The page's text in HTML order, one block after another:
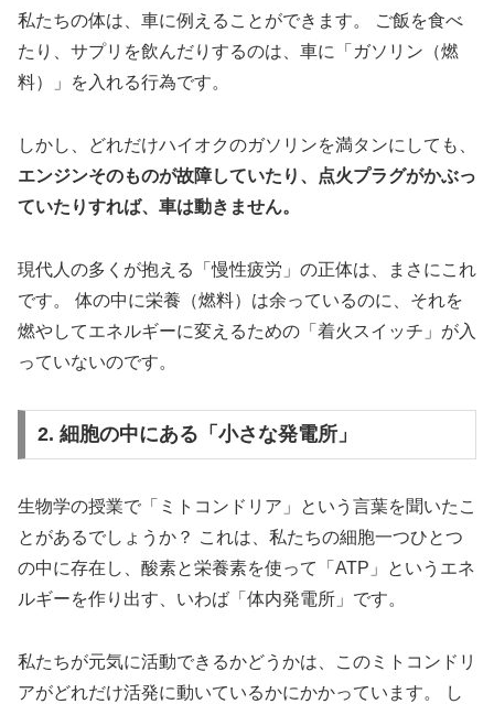
私たちの体は、車に例えることができます。 ご飯を食べ
たり、サプリを飲んだりするのは、車に「ガソリン（燃
料）」を入れる行為です。
しかし、どれだけハイオクのガソリンを満タンにしても、
エンジンそのものが故障していたり、点火プラグがかぶっ
ていたりすれば、車は動きません。
現代人の多くが抱える「慢性疲労」の正体は、まさにこれ
です。 体の中に栄養（燃料）は余っているのに、それを
燃やしてエネルギーに変えるための「着火スイッチ」が入
っていないのです。
2. 細胞の中にある「小さな発電所」
生物学の授業で「ミトコンドリア」という言葉を聞いたこ
とがあるでしょうか？ これは、私たちの細胞一つひとつ
の中に存在し、酸素と栄養素を使って「ATP」というエネ
ルギーを作り出す、いわば「体内発電所」です。
私たちが元気に活動できるかどうかは、このミトコンドリ
アがどれだけ活発に動いているかにかかっています。 し